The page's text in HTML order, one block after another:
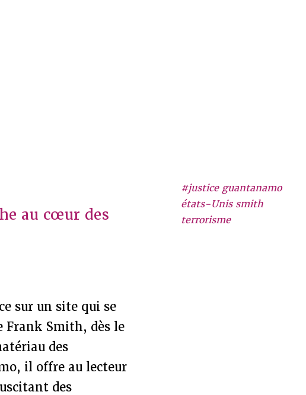
#justice guantanamo
états-Unis smith
terrorisme
au cœur des
sur un site qui se
Frank Smith, dès le
des
il offre au lecteur
des